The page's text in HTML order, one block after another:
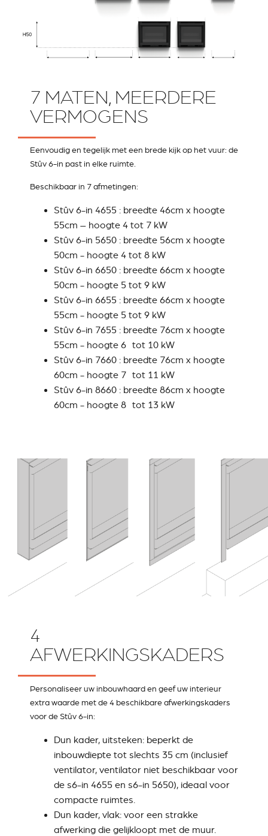
7 MATEN, MEERDERE
VERMOGENS
Eenvoudig en tegelijk met een brede kijk op het vuur: de
Stûv 6-in past in elke ruimte.
Beschikbaar in 7 afmetingen:
Stûv 6-in 4655 : breedte 46cm x hoogte
55cm – hoogte 4 tot 7 kW
Stûv 6-in 5650 : breedte 56cm x hoogte
50cm - hoogte 4 tot 8 kW
Stûv 6-in 6650 : breedte 66cm x hoogte
50cm - hoogte 5 tot 9 kW
Stûv 6-in 6655 : breedte 66cm x hoogte
55cm - hoogte 5 tot 9 kW
Stûv 6-in 7655 : breedte 76cm x hoogte
55cm - hoogte 6 tot 10 kW
Stûv 6-in 7660 : breedte 76cm x hoogte
60cm - hoogte 7 tot 11 kW
Stûv 6-in 8660 : breedte 86cm x hoogte
60cm - hoogte 8 tot 13 kW
4
AFWERKINGSKADERS
Personaliseer uw inbouwhaard en geef uw interieur
extra waarde met de 4 beschikbare afwerkingskaders
voor de Stûv 6-in:
Dun kader, uitsteken: beperkt de
inbouwdiepte tot slechts 35 cm (inclusief
ventilator, ventilator niet beschikbaar voor
de s6-in 4655 en s6-in 5650), ideaal voor
compacte ruimtes.
Dun kader, vlak: voor een strakke
afwerking die gelijkloopt met de muur.